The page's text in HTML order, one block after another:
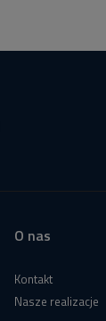
O nas
Kontakt
Nasze realizacje